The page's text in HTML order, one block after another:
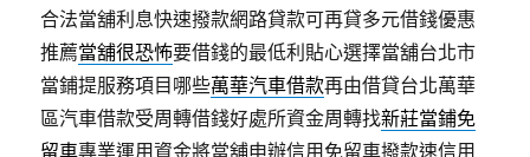
合法當舖利息快速撥款網路貸款可再貸多元借錢優惠
推薦當舖很恐怖要借錢的最低利貼心選擇當舖台北市
當鋪提服務項目哪些萬華汽車借款再由借貸台北萬華
區汽車借款受周轉借錢好處所資金周轉找新莊當鋪免
留車專業運用資金將當舖申辦信用免留車撥款速信用